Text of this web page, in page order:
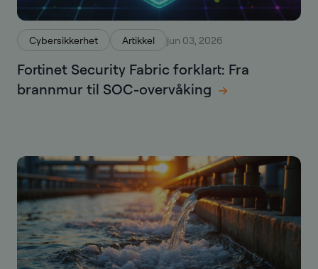
Cybersikkerhet Artikkel jun 03, 2026
Fortinet Security Fabric forklart: Fra
brannmur til SOC-overvåking